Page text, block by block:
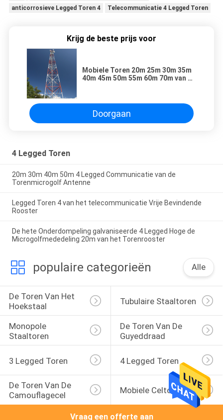
anticorrosieve Legged Toren 4
Telecommunicatie 4 Legged Toren
Krijg de beste prijs voor
Mobiele Toren 20m 25m 30m 35m
40m 45m 50m 55m 60m 70m van de
Doorgaan
4 Legged Toren
20m 30m 40m 50m 4 Legged Communicatie van de
Torenmicrogolf Antenne
Legged Toren 4 van het telecommunicatie Vrije Bevindende
Rooster
De hete Onderdompeling galvaniseerde 4 Legged Hoge de
Microgolfmededeling 20m van het Torenrooster
populaire categorieën Alle
De Toren Van Het
Hoekstaal
Tubulaire Staaltoren
Monopole
Staaltoren
De Toren Van De
Guyeddraad
3 Legged Toren 4 Legged Toren
De Toren Van De
Camouflagecel
Mobiele Celtoren
Vraag een offerte aan